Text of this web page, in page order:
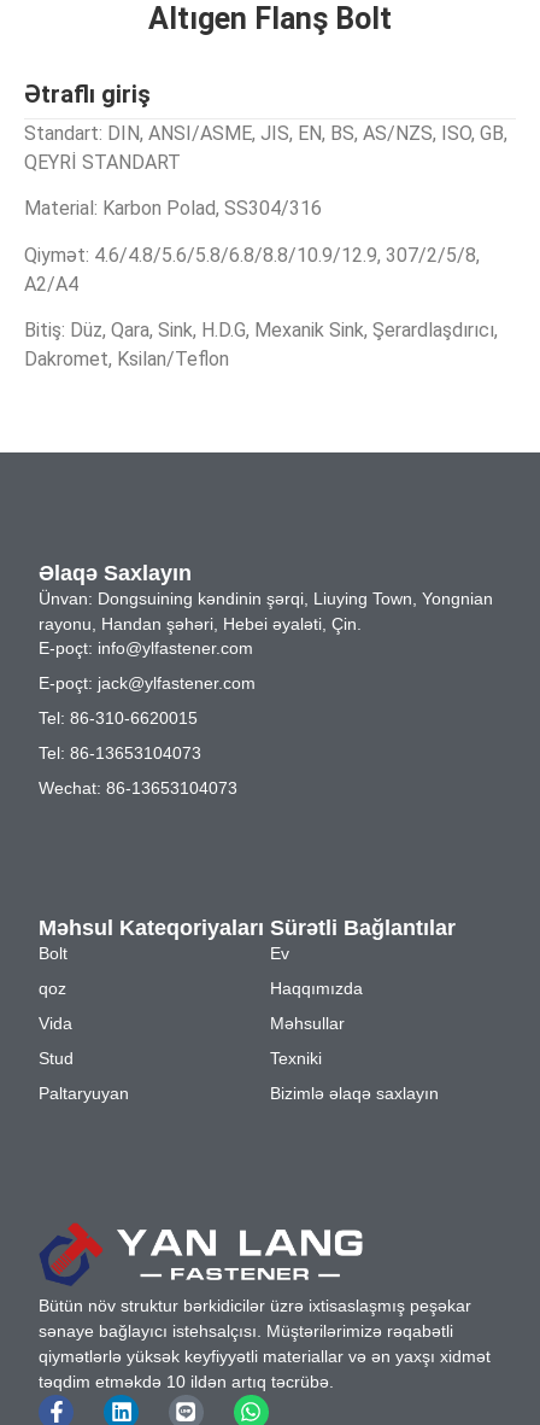
Altıgen Flanş Bolt
Ətraflı giriş
Standart: DIN, ANSI/ASME, JIS, EN, BS, AS/NZS, ISO, GB,
QEYRİ STANDART
Material: Karbon Polad, SS304/316
Qiymət: 4.6/4.8/5.6/5.8/6.8/8.8/10.9/12.9, 307/2/5/8,
A2/A4
Bitiş: Düz, Qara, Sink, H.D.G, Mexanik Sink, Şerardlaşdırıcı,
Dakromet, Ksilan/Teflon
Bütün növ struktur bərkidicilər üzrə ixtisaslaşmış peşəkar
sənaye bağlayıcı istehsalçısı. Müştərilərimizə rəqabətli
qiymətlərlə yüksək keyfiyyətli materiallar və ən yaxşı xidmət
təqdim etməkdə 10 ildən artıq təcrübə.
Məhsul Kateqoriyaları
Bolt
qoz
Vida
Stud
Paltaryuyan
Sürətli Bağlantılar
Ev
Haqqımızda
Məhsullar
Texniki
Bizimlə əlaqə saxlayın
Əlaqə Saxlayın
Ünvan: Dongsuining kəndinin şərqi, Liuying Town, Yongnian
rayonu, Handan şəhəri, Hebei əyaləti, Çin.
E-poçt: info@ylfastener.com
E-poçt: jack@ylfastener.com
Tel: 86-310-6620015
Tel: 86-13653104073
Wechat: 86-13653104073